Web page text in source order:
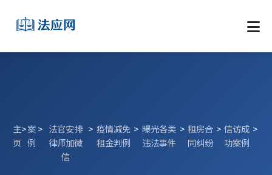
主
页
>案
例
> 法官安排
律师加微
信
> 疫情减免
租金判例
> 曝光各类
违法事件
> 租房合
同纠纷
> 信访成
功案例
>